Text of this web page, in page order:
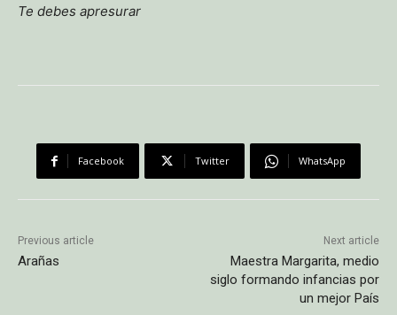
Te debes apresurar
Facebook Twitter WhatsApp
Previous article
Arañas
Next article
Maestra Margarita, medio
siglo formando infancias por
un mejor País